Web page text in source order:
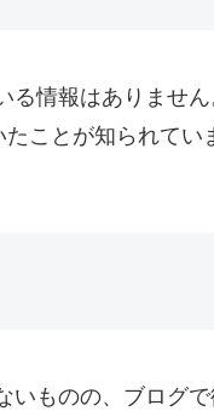
情報はありませ
ことが知られて
ものの、ブログ